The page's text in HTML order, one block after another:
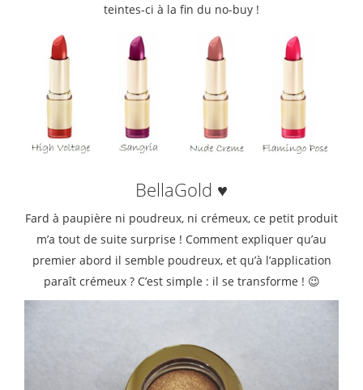
teintes-ci à la fin du no-buy !
BellaGold ♥
Fard à paupière ni poudreux, ni crémeux, ce petit produit
m’a tout de suite surprise ! Comment expliquer qu’au
premier abord il semble poudreux, et qu’à l’application
paraît crémeux ? C’est simple : il se transforme ! 😉